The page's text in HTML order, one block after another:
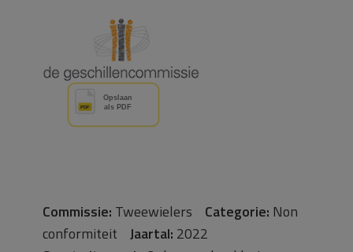
Commissie: Tweewielers Categorie: Non
conformiteit Jaartal: 2022